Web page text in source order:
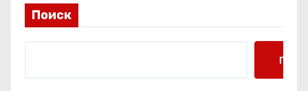
Поиск
Поиск